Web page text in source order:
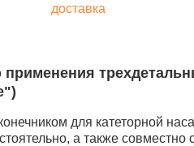
доставка
для катеторной
а также совместно